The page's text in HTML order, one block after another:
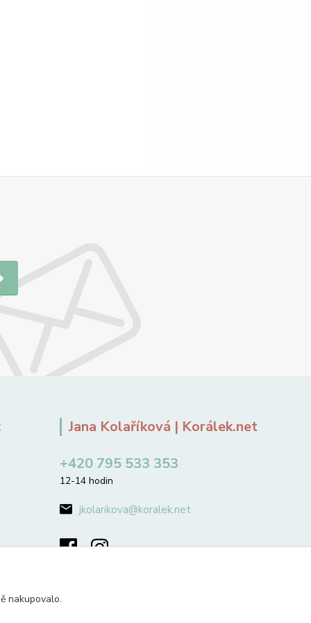
Jana Kolaříková | Korálek.net
+420 795 533 353
12-14 hodin
jkolarikova@koralek.net
nakupovalo.